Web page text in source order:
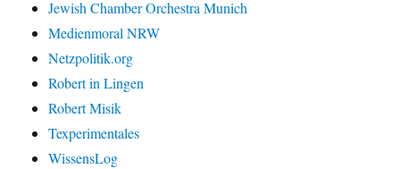
Jewish Chamber Orchestra Munich
Medienmoral NRW
Netzpolitik.org
Robert in Lingen
Robert Misik
Texperimentales
WissensLog